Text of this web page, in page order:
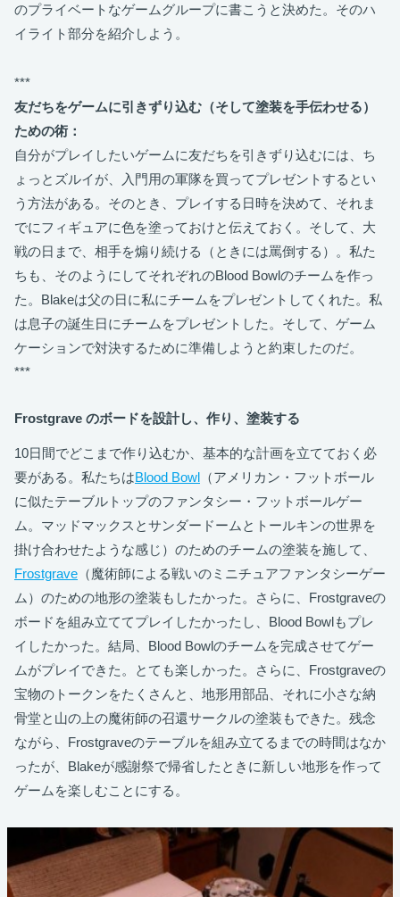
のプライベートなゲームグループに書こうと決めた。そのハ
イライト部分を紹介しよう。
***
友だちをゲームに引きずり込む（そして塗装を手伝わせる）
ための術：
自分がプレイしたいゲームに友だちを引きずり込むには、ち
ょっとズルイが、入門用の軍隊を買ってプレゼントするとい
う方法がある。そのとき、プレイする日時を決めて、それま
でにフィギュアに色を塗っておけと伝えておく。そして、大
戦の日まで、相手を煽り続ける（ときには罵倒する）。私た
ちも、そのようにしてそれぞれのBlood Bowlのチームを作っ
た。Blakeは父の日に私にチームをプレゼントしてくれた。私
は息子の誕生日にチームをプレゼントした。そして、ゲーム
ケーションで対決するために準備しようと約束したのだ。
***
Frostgrave のボードを設計し、作り、塗装する
10日間でどこまで作り込むか、基本的な計画を立てておく必
要がある。私たちはBlood Bowl （アメリカン・フットボール
に似たテーブルトップのファンタシー・フットボールゲー
ム。マッドマックスとサンダードームとトールキンの世界を
掛け合わせたような感じ）のためのチームの塗装を施して、
Frostgrave （魔術師による戦いのミニチュアファンタシーゲー
ム）のための地形の塗装もしたかった。さらに、Frostgraveの
ボードを組み立ててプレイしたかったし、Blood Bowlもプレ
イしたかった。結局、Blood Bowlのチームを完成させてゲー
ムがプレイできた。とても楽しかった。さらに、Frostgraveの
宝物のトークンをたくさんと、地形用部品、それに小さな納
骨堂と山の上の魔術師の召還サークルの塗装もできた。残念
ながら、Frostgraveのテーブルを組み立てるまでの時間はなか
ったが、Blakeが感謝祭で帰省したときに新しい地形を作って
ゲームを楽しむことにする。